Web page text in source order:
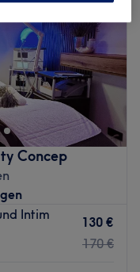
Concep
Intim
130 €
170 €